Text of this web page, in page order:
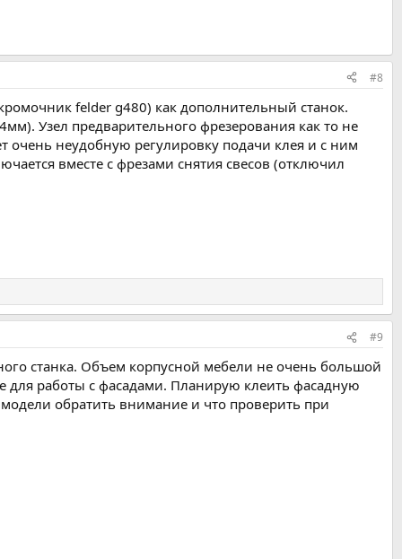
#8
felder g480) как дополнительный станок.
Узел предварительного фрезерования как то не
очень неудобную регулировку подачи клея и с ним
вместе с фрезами снятия свесов (отключил
#9
станка. Объем корпусной мебели не очень большой
для работы с фасадами. Планирую клеить фасадную
обратить внимание и что проверить при